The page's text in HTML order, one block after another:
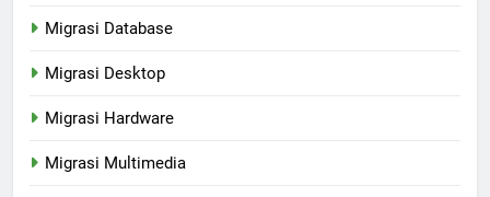
Migrasi Database
Migrasi Desktop
Migrasi Hardware
Migrasi Multimedia